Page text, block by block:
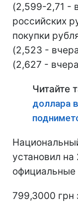
(2,599-2,71 -
российских
покупки
(2,523 -
(2,627 -
Читайте
доллара
установил на
официальные
799,3000 грн